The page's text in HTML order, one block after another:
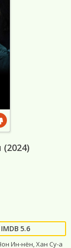
5.6
Ин-нён, Хан Су-а